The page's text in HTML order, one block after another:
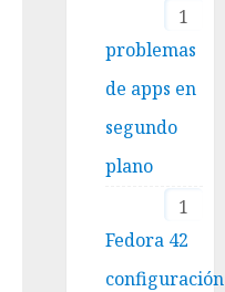
1
problemas
de apps en
segundo
plano
1
Fedora 42
configuración